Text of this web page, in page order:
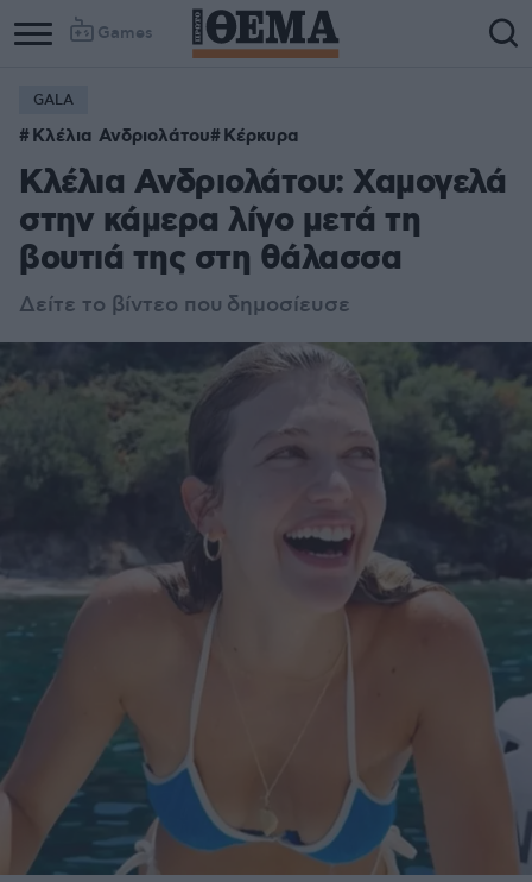
Games
GALA
Κλέλια Ανδριολάτου Κέρκυρα
Κλέλια Ανδριολάτου: Χαμογελά
στην κάμερα λίγο μετά τη
βουτιά της στη θάλασσα
Δείτε το βίντεο που δημοσίευσε